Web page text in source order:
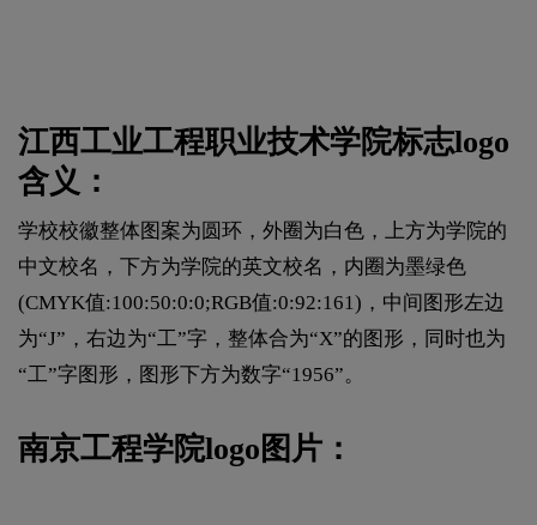
江西工业工程职业技术学院标志logo
含义：
学校校徽整体图案为圆环，外圈为白色，上方为学院的
中文校名，下方为学院的英文校名，内圈为墨绿色
(CMYK值:100:50:0:0;RGB值:0:92:161)，中间图形左边
为“J”，右边为“工”字，整体合为“X”的图形，同时也为
“工”字图形，图形下方为数字“1956”。
南京工程学院logo图片：